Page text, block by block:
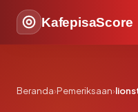
KafepisaScore
Beranda›Pemeriksaan›